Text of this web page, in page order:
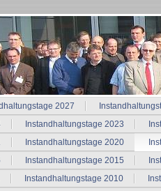
2027
Instandhaltungstage 2023
Instandhaltungstage 2020
Instandhaltungstage 2015
Instandhaltungstage 2010